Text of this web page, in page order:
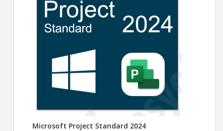
Microsoft Project Standard 2024